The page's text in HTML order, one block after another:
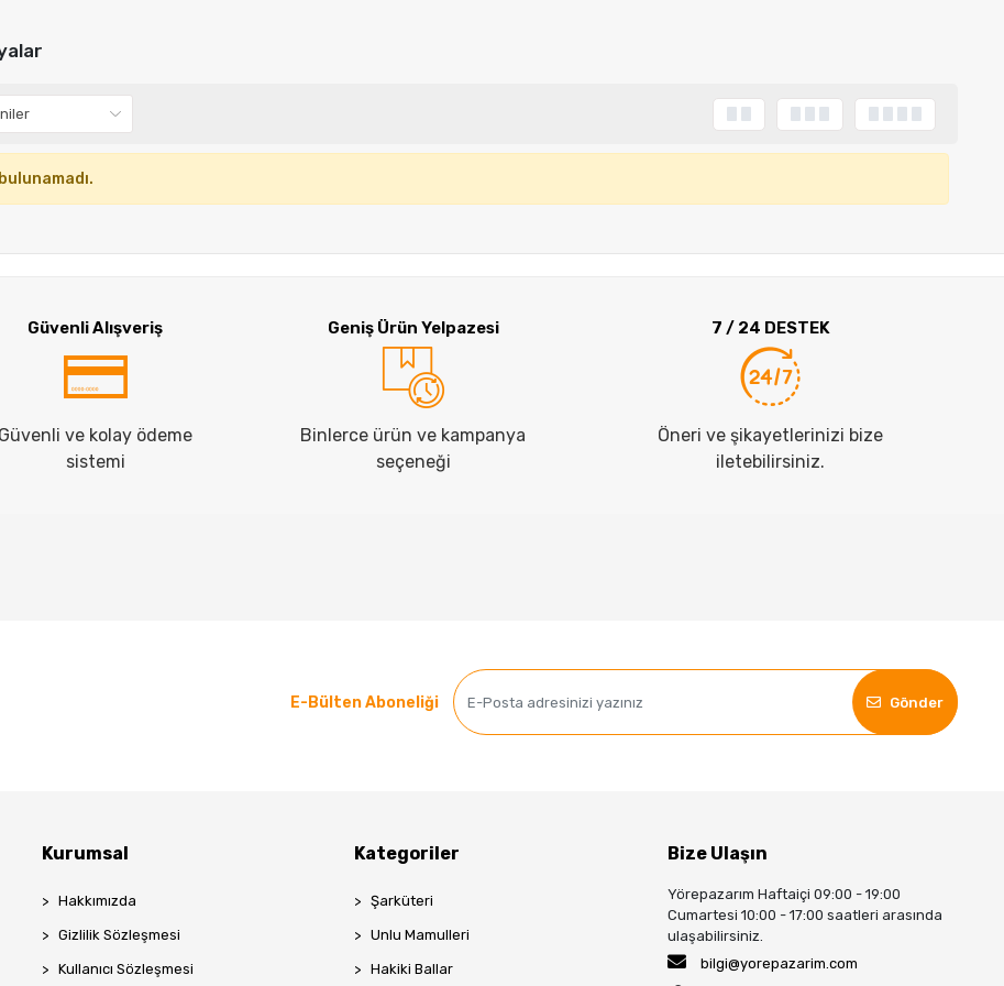
Güvenli Alışveriş
Güvenli ve kolay ödeme
sistemi
Geniş Ürün Yelpazesi
Binlerce ürün ve kampanya
seçeneği
7 / 24 DESTEK
Öneri ve şikayetlerinizi bize
iletebilirsiniz.
E-Bülten Aboneliği
Gönder
Kurumsal
Hakkımızda
Gizlilik Sözleşmesi
Kullanıcı Sözleşmesi
Kategoriler
Şarküteri
Unlu Mamulleri
Hakiki Ballar
Bize Ulaşın
Yörepazarım Haftaiçi 09:00 - 19:00
Cumartesi 10:00 - 17:00 saatleri arasında
ulaşabilirsiniz.
bilgi@yorepazarim.com